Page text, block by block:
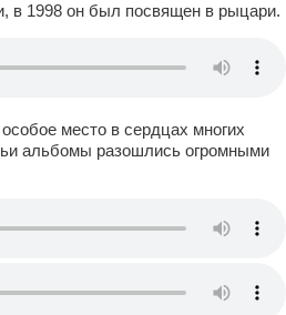
в 1998 он был посвящен в рыцари.
место в сердцах многих
альбомы разошлись огромными